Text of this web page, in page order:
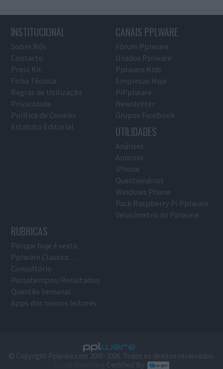
INSTITUCIONAL
Sobre Nós
Contacto
Press Kit
Ficha Técnica
Regras de Utilização
Privacidade
Política de Cookies
Estatuto Editorial
CANAIS PPLWARE
Fórum Pplware
Usados Pplware
Pplware Kids
Empresas Hoje
PiPplware
Newsletter
Grupos Facebook
UTILIDADES
Análises
Android
iPhone
Questionários
Windows Phone
Pack Raspberry Pi Pplware
Velocímetro do Pplware
RUBRICAS
Porque hoje é sexta
Pplware Classics…
Consultório
Passatempos/Resultados
Questão Semanal
Apps dos nossos leitores
© Copyright Pplware.com 2005-2026. Todos os direitos reservados.
Certified By: